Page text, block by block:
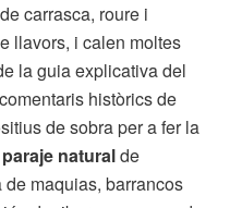
carrasca, roure i
llavors, i calen moltes
la guia explicativa del
històrics de
de sobra per a fer la
paraje naturalde
maquias, barrancos